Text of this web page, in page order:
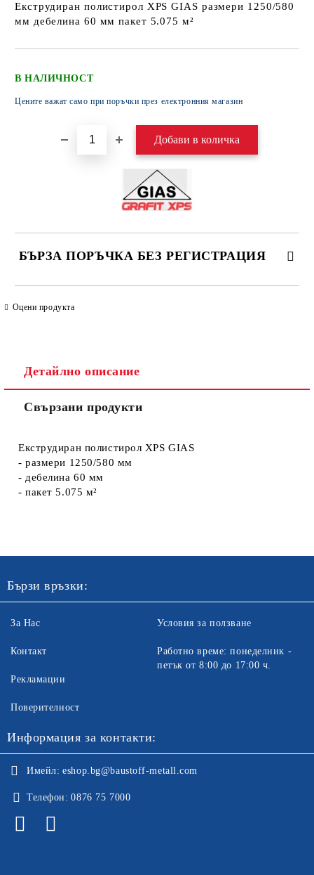
Екструдиран полистирол XPS GIAS размери 1250/580
мм дебелина 60 мм пакет 5.075 м²
В НАЛИЧНОСТ
Цените важат само при поръчки през електронния магазин
БЪРЗА ПОРЪЧКА БЕЗ РЕГИСТРАЦИЯ
Оцени продукта
Детайлно описание
Свързани продукти
Екструдиран полистирол XPS GIAS
- размери 1250/580 мм
- дебелина 60 мм
- пакет 5.075 м²
Бързи връзки:
За Нас
Контакт
Рекламации
Поверителност
Условия за ползване
Работно време: понеделник -
петък от 8:00 до 17:00 ч.
Информация за контакти:
Имейл: eshop.bg@baustoff-metall.com
Телефон: 0876 75 7000